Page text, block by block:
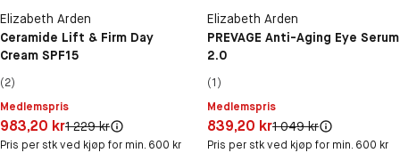
Elizabeth Arden
Ceramide Lift & Firm Day
Cream SPF15
(2)
Medlemspris
Pris: 983,20 kr
983,20 krOriginal pris:
1 229 kr
Pris per stk ved kjøp for min. 600 kr
Elizabeth Arden
PREVAGE Anti-Aging Eye Serum
2.0
(1)
Medlemspris
Pris: 839,20 kr
839,20 krOriginal pris:
1 049 kr
Pris per stk ved kjøp for min. 600 kr